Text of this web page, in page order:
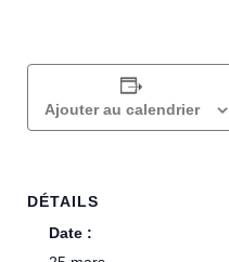
Ajouter au calendrier
DÉTAILS
Date :